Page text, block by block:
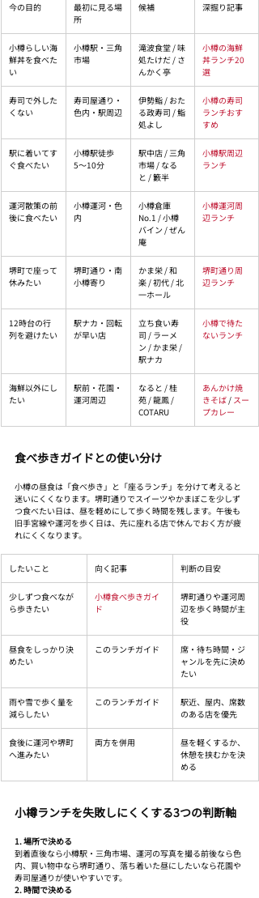
今の目的
最初に見る場
所
候補 深掘り記事
小樽らしい海
鮮丼を食べた
い
小樽駅・三角
市場
滝波食堂 / 味
処たけだ / さ
んかく亭
小樽の海鮮
丼ランチ20
選
寿司で外した
くない
寿司屋通り・
色内・駅周辺
伊勢鮨 / おた
る政寿司 / 鮨
処よし
小樽の寿司
ランチおす
すめ
駅に着いてす
ぐ食べたい
小樽駅徒歩
5〜10分
駅中店 / 三角
市場 / なる
と / 籔半
小樽駅周辺
ランチ
運河散策の前
後に食べたい
小樽運河・色
内
小樽倉庫
No.1 / 小樽
バイン / ぜん
庵
小樽運河周
辺ランチ
堺町で座って
休みたい
堺町通り・南
小樽寄り
かま栄 / 和
楽 / 初代 / 北
一ホール
堺町通り周
辺ランチ
12時台の行
列を避けたい
駅ナカ・回転
が早い店
立ち食い寿
司 / ラーメ
ン / かま栄 /
駅ナカ
小樽で待た
ないランチ
海鮮以外にし
たい
駅前・花園・
運河周辺
なると / 桂
苑 / 龍鳳 /
COTARU
あんかけ焼
きそば / スー
プカレー
食べ歩きガイドとの使い分け
小樽の昼食は「食べ歩き」と「座るランチ」を分けて考えると
迷いにくくなります。堺町通りでスイーツやかまぼこを少しず
つ食べたい日は、昼を軽めにして歩く時間を残します。午後も
旧手宮線や運河を歩く日は、先に座れる店で休んでおく方が疲
れにくくなります。
したいこと 向く記事 判断の目安
少しずつ食べなが
ら歩きたい
小樽食べ歩きガイ
ド
堺町通りや運河周
辺を歩く時間が主
役
昼食をしっかり決
めたい
このランチガイド
席・待ち時間・ジ
ャンルを先に決め
たい
雨や雪で歩く量を
減らしたい
このランチガイド
駅近、屋内、席数
のある店を優先
食後に運河や堺町
へ進みたい
両方を併用
昼を軽くするか、
休憩を挟むかを決
める
小樽ランチを失敗しにくくする3つの判断軸
1. 場所で決める
到着直後なら小樽駅・三角市場、運河の写真を撮る前後なら色
内、買い物中なら堺町通り、落ち着いた昼にしたいなら花園や
寿司屋通りが使いやすいです。
2. 時間で決める